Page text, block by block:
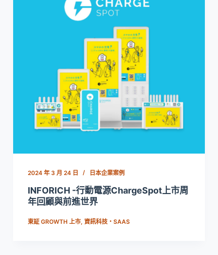
2024 年 3 月 24 日 日本企業案例
INFORICH -行動電源ChargeSpot上市周
年回顧與前進世界
東証 GROWTH 上市, 資訊科技・SAAS